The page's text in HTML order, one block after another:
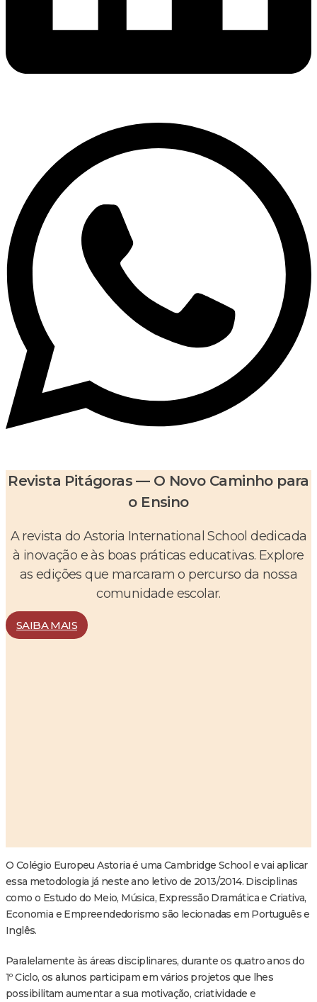
Revista Pitágoras — O Novo Caminho para
o Ensino
A revista do Astoria International School dedicada
à inovação e às boas práticas educativas. Explore
as edições que marcaram o percurso da nossa
comunidade escolar.
SAIBA MAIS
O Colégio Europeu Astoria é uma Cambridge School e vai aplicar
essa metodologia já neste ano letivo de 2013/2014. Disciplinas
como o Estudo do Meio, Música, Expressão Dramática e Criativa,
Economia e Empreendedorismo são lecionadas em Português e
Inglês.
Paralelamente às áreas disciplinares, durante os quatro anos do
1º Ciclo, os alunos participam em vários projetos que lhes
possibilitam aumentar a sua motivação, criatividade e